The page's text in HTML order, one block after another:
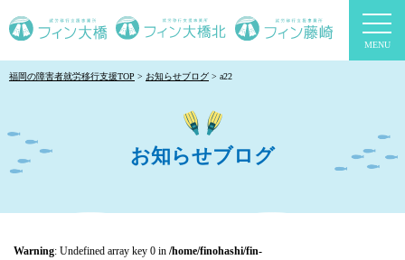
福岡の障害者就労移行支援TOP お知らせブログ a22
お知らせブログ
Warning: Undefined array key 0 in /home/finohashi/fin-